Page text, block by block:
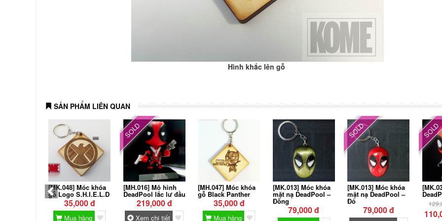
Hình khắc lên gỗ
SẢN PHẨM LIÊN QUAN
[MK.048] Móc khóa
gỗ Logo S.H.I.E.L.D
35,000 đ
Mua hàng
[MH.016] Mô hình
DeadPool lắc lư đầu
219,000 đ
SOLD
Xem chi tiết
[MH.047] Móc khóa
gỗ Black Panther
35,000 đ
Mua hàng
[MK.013] Móc khóa
mặt nạ DeadPool –
Đồng
79,000 đ
[MK.013] Móc khóa
mặt nạ DeadPool –
Đỏ
79,000 đ
SOLD SOLD